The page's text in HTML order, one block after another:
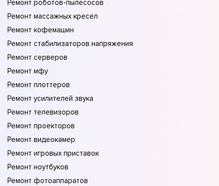
Ремонт роботов-пылесосов
Ремонт массажных кресел
Ремонт кофемашин
Ремонт стабилизаторов напряжения
Ремонт серверов
Ремонт мфу
Ремонт плоттеров
Ремонт усилителей звука
Ремонт телевизоров
Ремонт проекторов
Ремонт видеокамер
Ремонт игровых приставок
Ремонт ноутбуков
Ремонт фотоаппаратов